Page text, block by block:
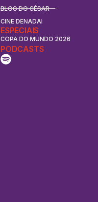
BLOG DO CÉSAR
CINE DENADAI
ESPECIAIS
COPA DO MUNDO 2026
PODCASTS